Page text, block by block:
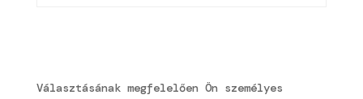
Választásának megfelelően Ön személyes